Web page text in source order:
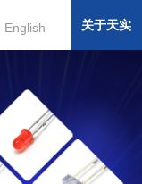
English 关于天实